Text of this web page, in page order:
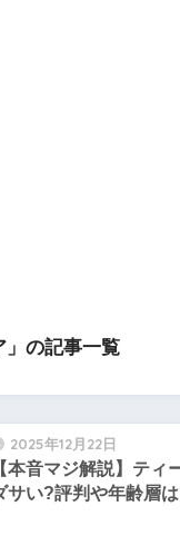
」の記事一覧
2025年12月22日
【本音マジ解説】ティ
サい?評判や年齢層